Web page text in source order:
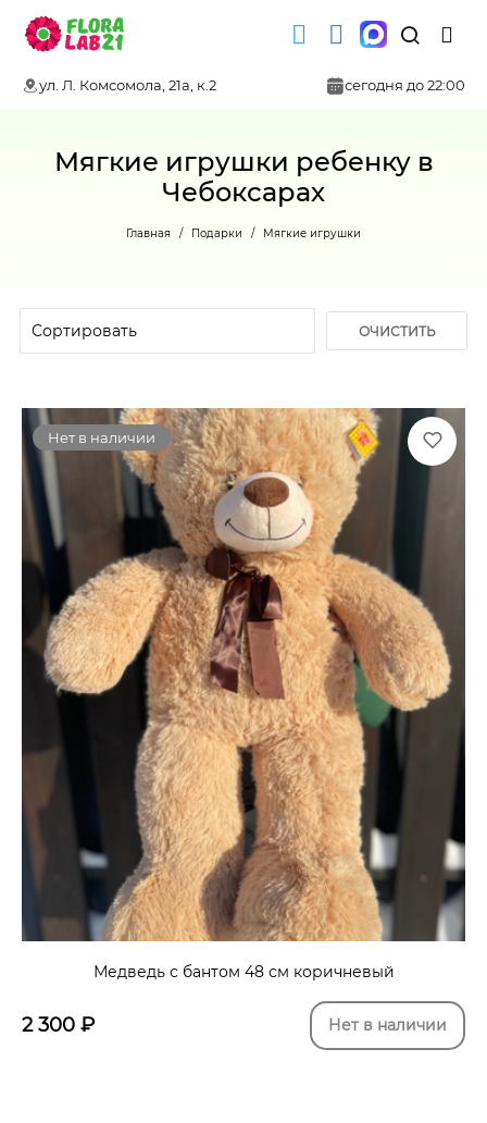
ул. Л. Комсомола, 21а, к.2 сегодня до 22:00
Мягкие игрушки ребенку в
Чебоксарах
Главная Подарки Мягкие игрушки
ОЧИСТИТЬ
Нет в наличии
Медведь с бантом 48 см коричневый
2 300 ₽ Нет в наличии